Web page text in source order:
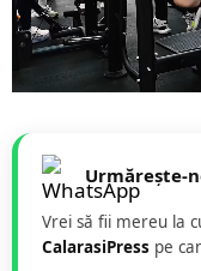
Urmărește-
Vrei să fii mereu la
CalarasiPress pe